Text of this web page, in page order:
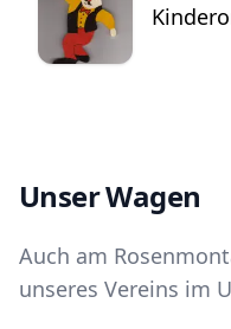
Unser Wagen
Auch am
unseres Vereins im